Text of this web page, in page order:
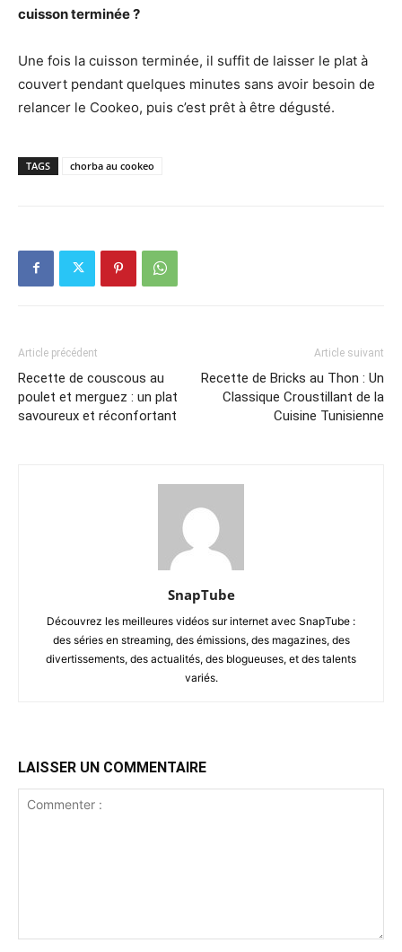
cuisson terminée ?
Une fois la cuisson terminée, il suffit de laisser le plat à
couvert pendant quelques minutes sans avoir besoin de
relancer le Cookeo, puis c’est prêt à être dégusté.
TAGS chorba au cookeo
Article précédent
Recette de couscous au
poulet et merguez : un plat
savoureux et réconfortant
Article suivant
Recette de Bricks au Thon : Un
Classique Croustillant de la
Cuisine Tunisienne
SnapTube
Découvrez les meilleures vidéos sur internet avec SnapTube :
des séries en streaming, des émissions, des magazines, des
divertissements, des actualités, des blogueuses, et des talents
variés.
LAISSER UN COMMENTAIRE